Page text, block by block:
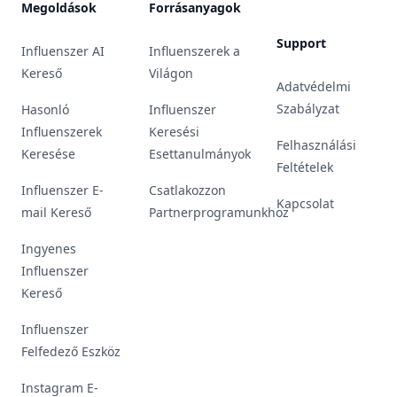
Megoldások
Influenszer AI
Kereső
Hasonló
Influenszerek
Keresése
Influenszer E-
mail Kereső
Ingyenes
Influenszer
Kereső
Influenszer
Felfedező Eszköz
Instagram E-
Forrásanyagok
Influenszerek a
Világon
Influenszer
Keresési
Esettanulmányok
Csatlakozzon
Partnerprogramunkhoz
Support
Adatvédelmi
Szabályzat
Felhasználási
Feltételek
Kapcsolat